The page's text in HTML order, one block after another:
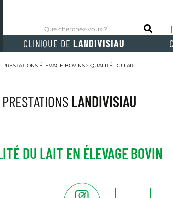
CLINIQUE DE LANDIVISIAU
PRESTATIONS ÉLEVAGE BOVINS> QUALITÉ DU LAIT
PRESTATIONSLANDIVISIAU
DU LAIT EN ÉLEVAGE BOVIN